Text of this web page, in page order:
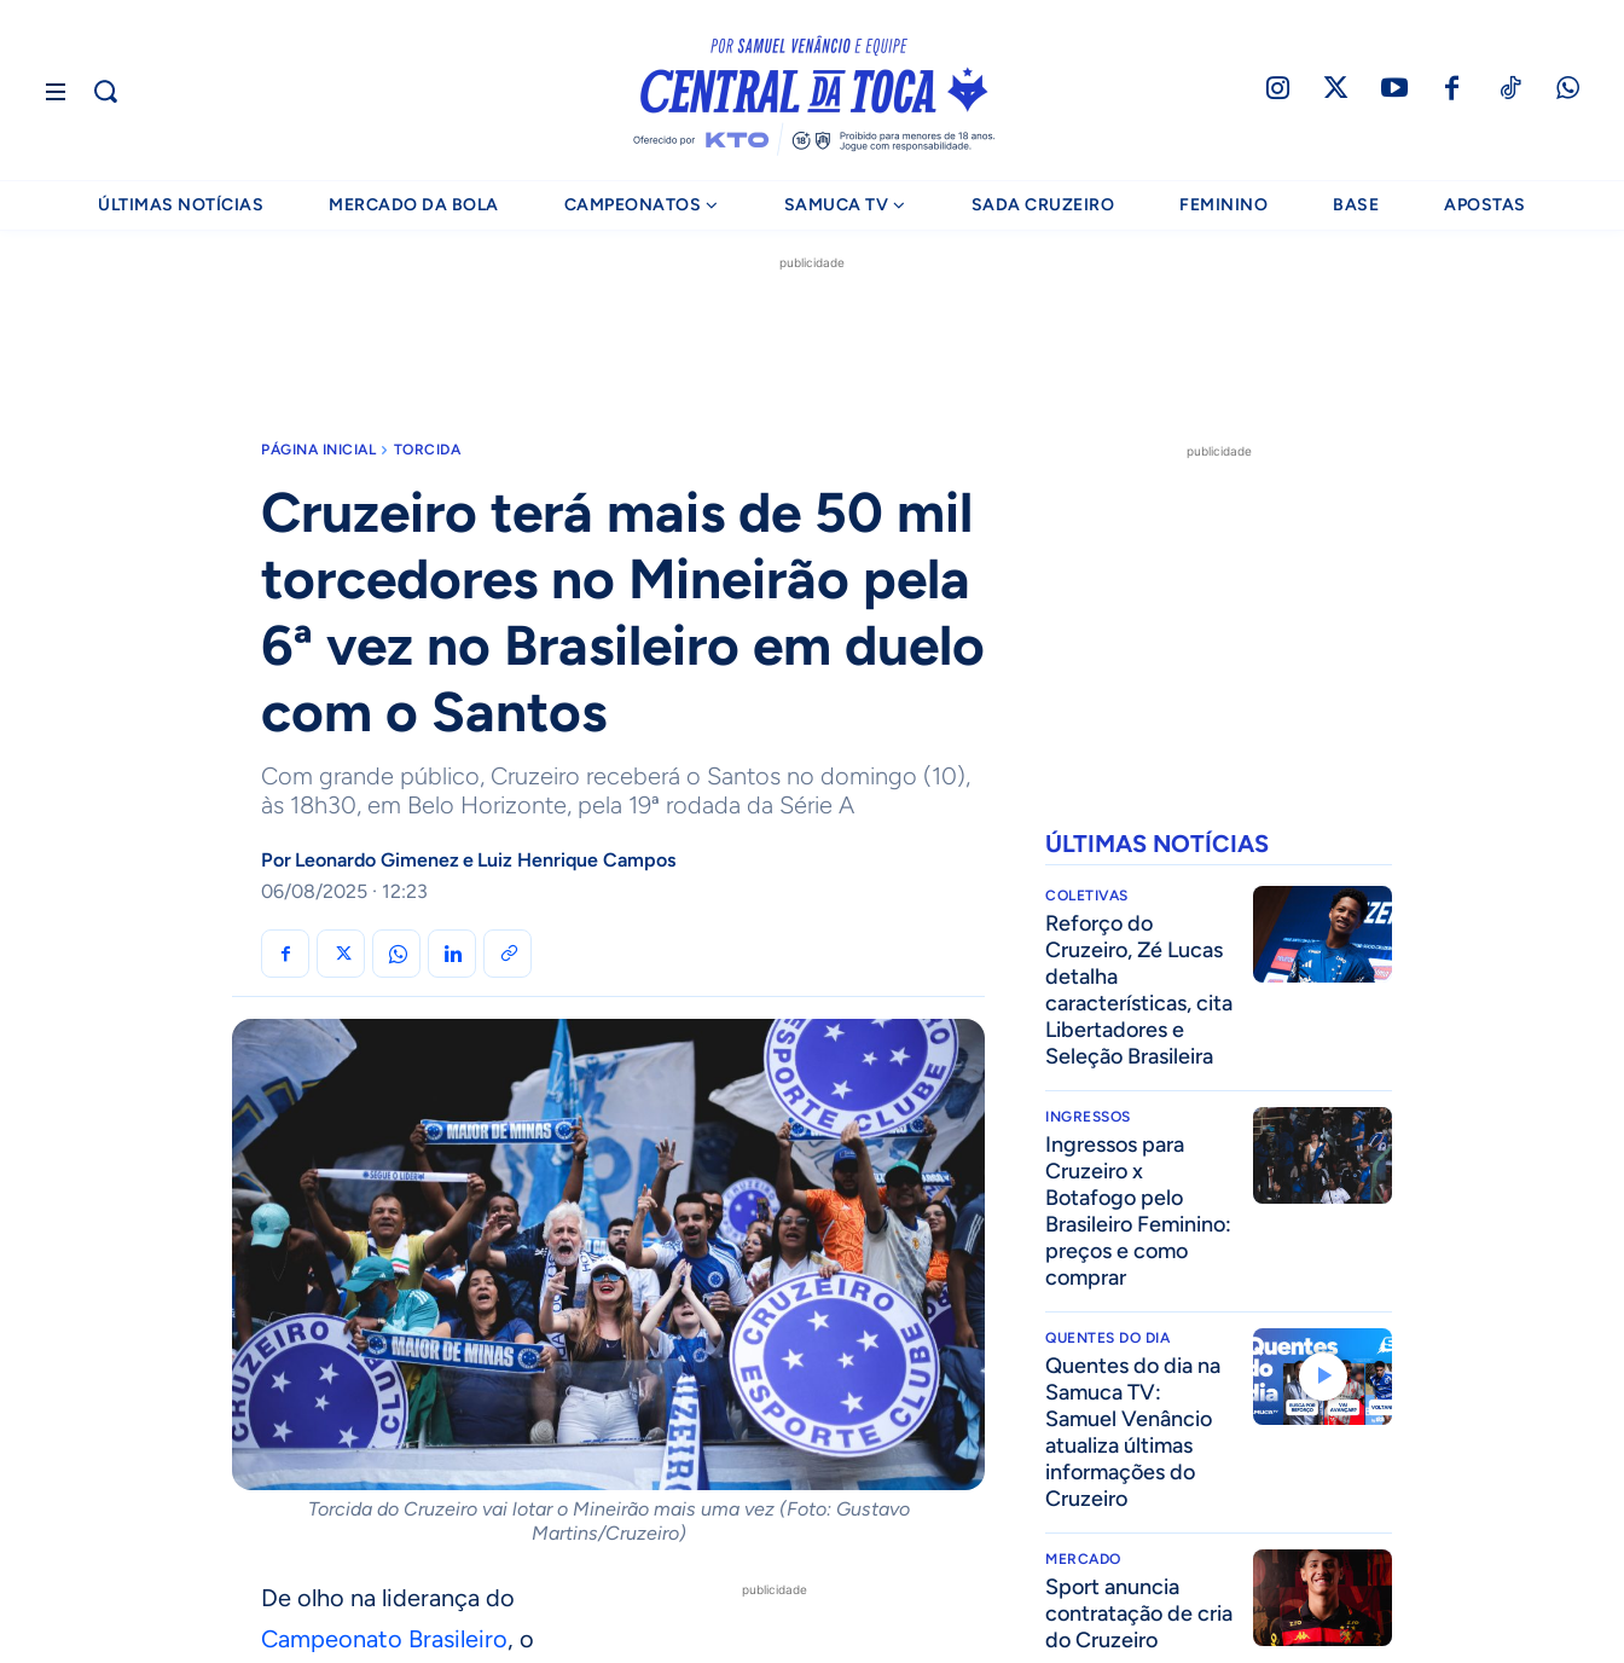
ÚLTIMAS NOTÍCIAS MERCADO DA BOLA CAMPEONATOS SAMUCA TV SADA CRUZEIRO FEMININO BASE APOSTAS
publicidade
PÁGINA INICIAL TORCIDA
Cruzeiro terá mais de 50 mil
torcedores no Mineirão pela
6ª vez no Brasileiro em duelo
com o Santos
Com grande público, Cruzeiro receberá o Santos no domingo (10),
às 18h30, em Belo Horizonte, pela 19ª rodada da Série A
Por Leonardo Gimeneze Luiz Henrique Campos
06/08/2025 · 12:23
Torcida do Cruzeiro vai lotar o Mineirão mais uma vez (Foto: Gustavo
Martins/Cruzeiro)
publicidade
De olho na liderança do
Campeonato Brasileiro, o
publicidade
ÚLTIMAS NOTÍCIAS
COLETIVAS
⁠Reforço do
Cruzeiro, Zé Lucas
detalha
características, cita
Libertadores e
Seleção Brasileira
INGRESSOS
Ingressos para
Cruzeiro x
Botafogo pelo
Brasileiro Feminino:
preços e como
comprar
QUENTES DO DIA
Quentes do dia na
Samuca TV:
Samuel Venâncio
atualiza últimas
informações do
Cruzeiro
MERCADO
Sport anuncia
contratação de cria
do Cruzeiro